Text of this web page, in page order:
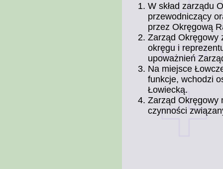
W skład zarządu
przewodniczący
przez Okręgową
Zarząd Okręgowy
okręgu i
upoważnień
Na miejsce
funkcje, wchodzi
Łowiecką.
Zarząd Okręgowy
czynności